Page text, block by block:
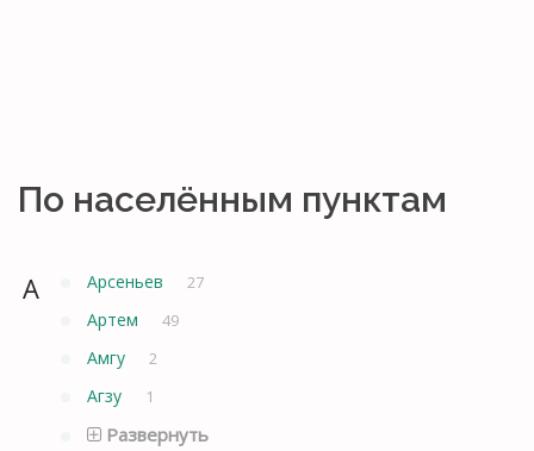
По населённым пунктам
А Арсеньев 27
Артем 49
Амгу 2
Агзу 1
Развернуть